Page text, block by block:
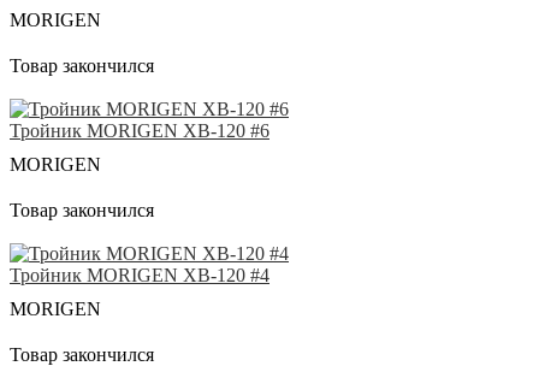
MORIGEN
Товар закончился
Тройник MORIGEN XB-120 #6
MORIGEN
Товар закончился
Тройник MORIGEN XB-120 #4
MORIGEN
Товар закончился